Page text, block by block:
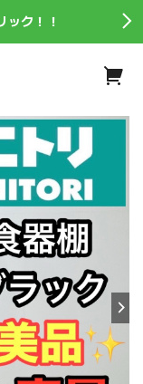
ック！！